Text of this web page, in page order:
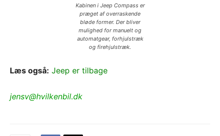
Kabinen i Jeep Compass er
præget af overraskende
bløde former. Der bliver
mulighed for manuelt og
automatgear, forhjulstræk
og firehjulstræk.
Læs også: Jeep er tilbage
jensv@hvilkenbil.dk